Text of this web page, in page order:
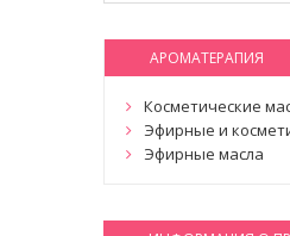
АРОМАТЕРАПИЯ
Косметические
Эфирные и
Эфирные масла